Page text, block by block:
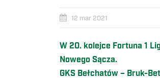
12 mar 2021
W 20. kolejce Fortuna 1
Nowego Sącza.
GKS Bełchatów – Bruk-